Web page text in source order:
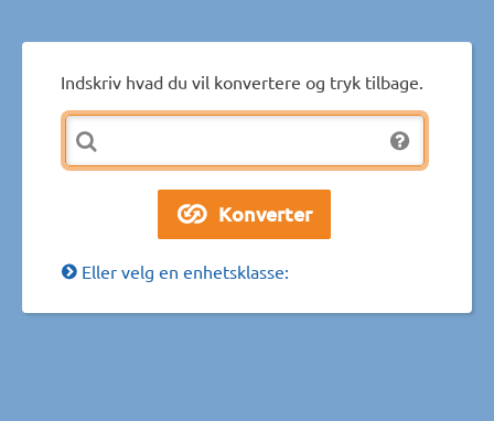
Indskriv hvad du vil konvertere og tryk tilbage.
Eller velg en enhetsklasse: